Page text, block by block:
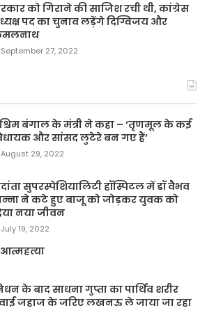
को गिराने की साजिश रची थी, कांग्रेस
पद का चुनाव लड़ेंगे दिग्विजय और
September 27, 2022
बंगाल के मंत्री ने कहा – ‘तृणमूल के कई
और सांसद लुटेरे बन गए हैं’
August 29, 2022
सुपरस्पेशियालिटी हॉस्पिटल में डॉ वैभव
ने कटे हुए बाजू को जोड़कर युवक को
नया जीवन
July 19, 2022
के बाद साधना गुप्ता का पार्थिव शरीर
जहाज के जरिए लखनऊ ले जाया जा रहा